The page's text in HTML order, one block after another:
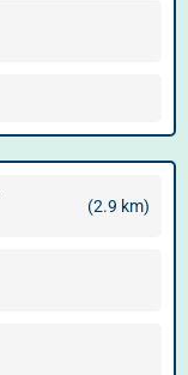
(2.9 km)